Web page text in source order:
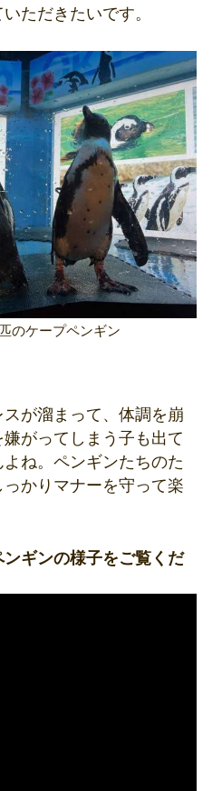
ただきたいです。
のケープペンギン
が溜まって、体調を崩
がってしまう子も出て
ね。ペンギンたちのた
かりマナーを守って楽
ギンの様子をご覧くだ